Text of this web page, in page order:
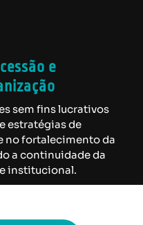
e
sem fins lucrativos
estratégias de
no fortalecimento da
a continuidade da
institucional.